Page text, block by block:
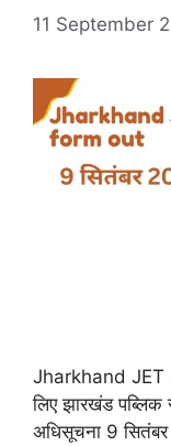
11 September
Jharkhand JET
लिए झारखंड
अधिसूचना 9